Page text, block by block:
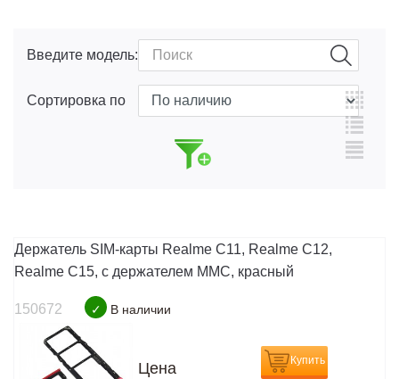
Введите модель:
Сортировка по
Держатель SIM-карты Realme C11, Realme C12,
Realme C15, c держателем MMC, красный
150672 ✓ В наличии
Цена
Купить